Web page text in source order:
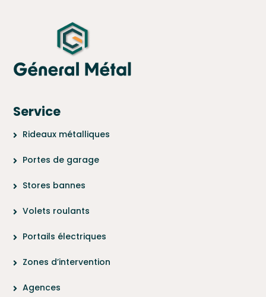
Service
Rideaux métalliques
Portes de garage
Stores bannes
Volets roulants
Portails électriques
Zones d’intervention
Agences